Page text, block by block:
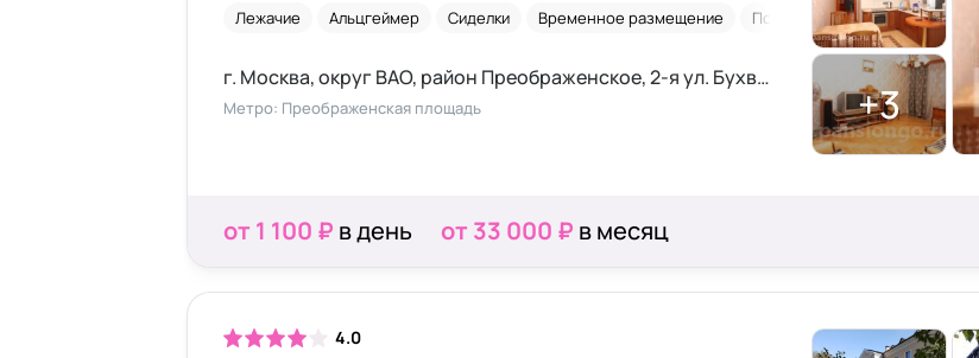
Лежачие Альцгеймер Сиделки Временное размещение После операций
г. Москва, округ ВАО, район Преображенское, 2-я ул. Бухвостова 7
Метро: Преображенская площадь +3
от 1 100 ₽ в день от 33 000 ₽ в месяц
4.0